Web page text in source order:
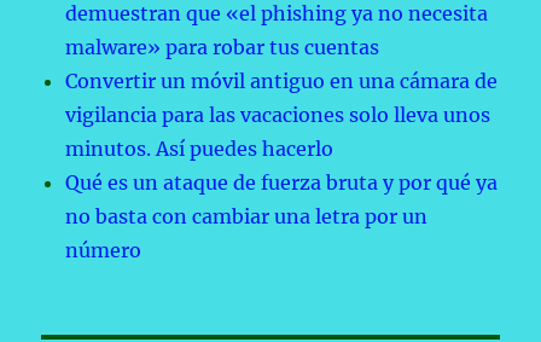
demuestran que «el phishing ya no necesita
malware» para robar tus cuentas
Convertir un móvil antiguo en una cámara de
vigilancia para las vacaciones solo lleva unos
minutos. Así puedes hacerlo
Qué es un ataque de fuerza bruta y por qué ya
no basta con cambiar una letra por un
número